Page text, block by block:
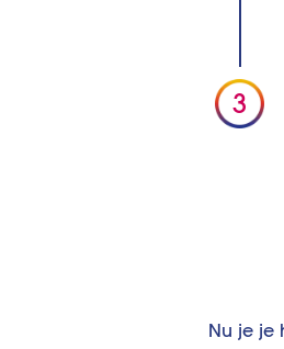
Nu je je